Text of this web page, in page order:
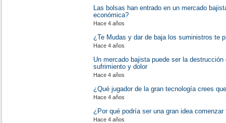
Las bolsas han entrado en un mercado
económica?
Hace 4 años
¿Te Mudas y dar de baja los suministros te
Hace 4 años
Un mercado bajista puede ser la
sufrimiento y dolor
Hace 4 años
¿Qué jugador de la gran tecnología crees
Hace 4 años
¿Por qué podría ser una gran idea comenzar
Hace 4 años